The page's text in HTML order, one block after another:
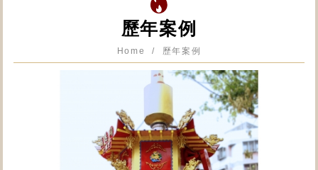
歷年案例
Home 歷年案例